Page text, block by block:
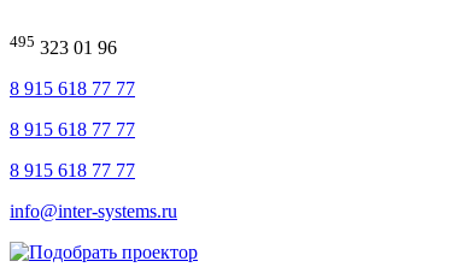
495 323 01 96
8 915 618 77 77
8 915 618 77 77
8 915 618 77 77
info@inter-systems.ru